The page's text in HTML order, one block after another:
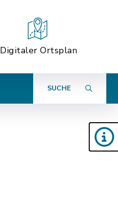
Digitaler Ortsplan
SUCHE